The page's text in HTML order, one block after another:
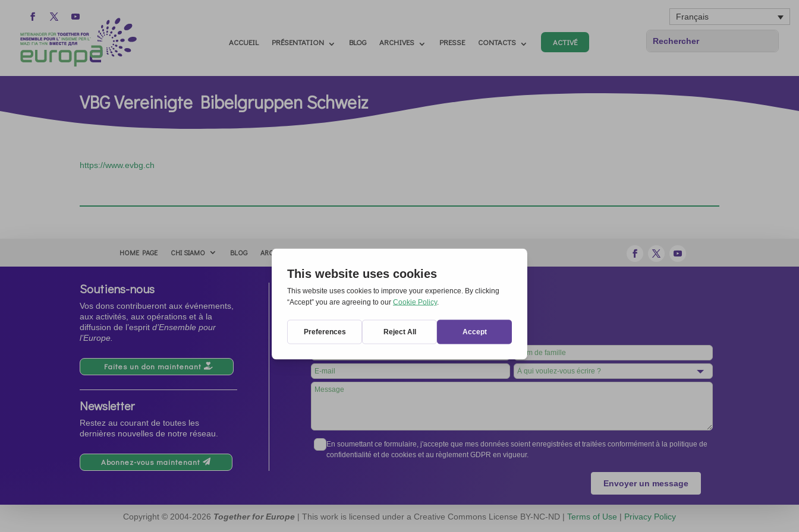
Français
ACCUEIL PRÉSENTATION BLOG ARCHIVES PRESSE CONTACTS ACTIVÉ
VBG Vereinigte Bibelgruppen Schweiz
https://www.evbg.ch
HOME PAGE CHI SIAMO BLOG ARCHIVIO
Soutiens-nous
Vos dons contribueront aux événements,
aux activités, aux opérations et à la
diffusion de l’espritd’Ensemble pour
l’Europe.
Faites un don maintenant
Newsletter
Restez au courant de toutes les
dernières nouvelles de notre réseau.
Abonnez-vous maintenant
Contacts
Secrétariat international:
Tél. +39 06 94798302
this
field
blank
En soumettant ce formulaire, j'accepte que mes données soient enregistrées et traitées conformément à la politique de
confidentialité et de cookies et au règlement GDPR en vigueur.
Envoyer un message
Copyright © 2004-2026 Together for Europe | This work is licensed under a Creative Commons License BY-NC-ND | Terms of Use | Privacy Policy